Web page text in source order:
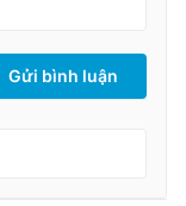
Gửi bình luận